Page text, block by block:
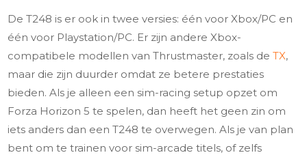
De T248 is er ook in twee versies: één voor Xbox/PC en
één voor Playstation/PC. Er zijn andere Xbox-
compatibele modellen van Thrustmaster, zoals deTX,
maar die zijn duurder omdat ze betere prestaties
bieden. Als je alleen een sim-racing setup opzet om
Forza Horizon 5 te spelen, dan heeft het geen zin om
iets anders dan een T248 te overwegen. Als je van plan
bent om te trainen voor sim-arcade titels, of zelfs